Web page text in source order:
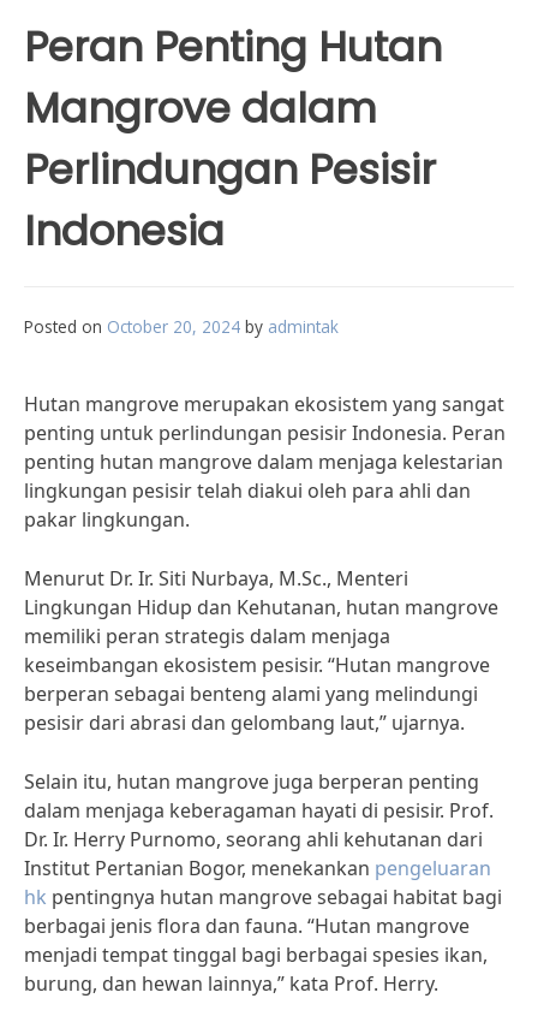
Peran Penting Hutan
Mangrove dalam
Perlindungan Pesisir
Indonesia
Posted on October 20, 2024 by admintak
Hutan mangrove merupakan ekosistem yang sangat
penting untuk perlindungan pesisir Indonesia. Peran
penting hutan mangrove dalam menjaga kelestarian
lingkungan pesisir telah diakui oleh para ahli dan
pakar lingkungan.
Menurut Dr. Ir. Siti Nurbaya, M.Sc., Menteri
Lingkungan Hidup dan Kehutanan, hutan mangrove
memiliki peran strategis dalam menjaga
keseimbangan ekosistem pesisir. “Hutan mangrove
berperan sebagai benteng alami yang melindungi
pesisir dari abrasi dan gelombang laut,” ujarnya.
Selain itu, hutan mangrove juga berperan penting
dalam menjaga keberagaman hayati di pesisir. Prof.
Dr. Ir. Herry Purnomo, seorang ahli kehutanan dari
Institut Pertanian Bogor, menekankan pengeluaran
hk pentingnya hutan mangrove sebagai habitat bagi
berbagai jenis flora dan fauna. “Hutan mangrove
menjadi tempat tinggal bagi berbagai spesies ikan,
burung, dan hewan lainnya,” kata Prof. Herry.